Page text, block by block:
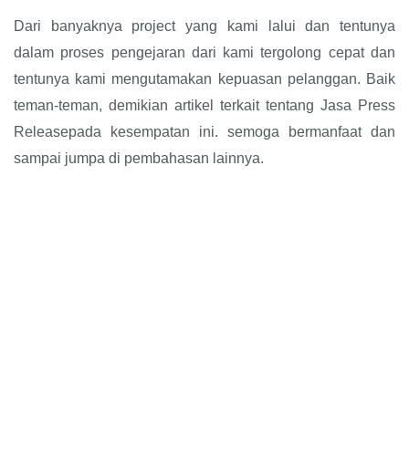
Dari banyaknya project yang kami lalui dan tentunya
dalam proses pengejaran dari kami tergolong cepat dan
tentunya kami mengutamakan kepuasan pelanggan. Baik
teman-teman, demikian artikel terkait tentang Jasa Press
Releasepada kesempatan ini. semoga bermanfaat dan
sampai jumpa di pembahasan lainnya.